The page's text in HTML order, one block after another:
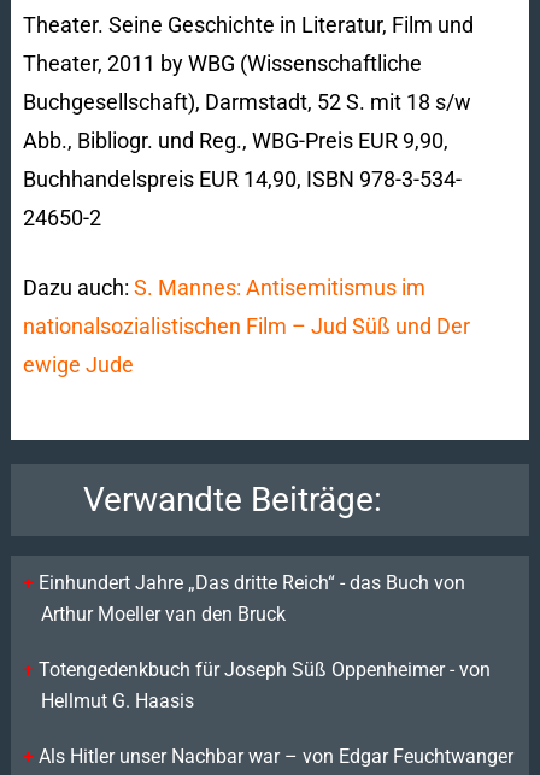
Theater. Seine Geschichte in Literatur, Film und
Theater, 2011 by WBG (Wissenschaftliche
Buchgesellschaft), Darmstadt, 52 S. mit 18 s/w
Abb., Bibliogr. und Reg., WBG-Preis EUR 9,90,
Buchhandelspreis EUR 14,90, ISBN 978-3-534-
24650-2
Dazu auch: S. Mannes: Antisemitismus im
nationalsozialistischen Film – Jud Süß und Der
ewige Jude
Verwandte Beiträge:
Einhundert Jahre „Das dritte Reich“ - das Buch von
Arthur Moeller van den Bruck
Totengedenkbuch für Joseph Süß Oppenheimer - von
Hellmut G. Haasis
Als Hitler unser Nachbar war – von Edgar Feuchtwanger